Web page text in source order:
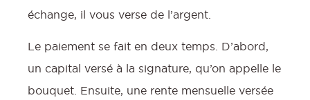
échange, il vous verse de l’argent.
Le paiement se fait en deux temps. D’abord,
un capital versé à la signature, qu’on appelle le
bouquet. Ensuite, une rente mensuelle versée